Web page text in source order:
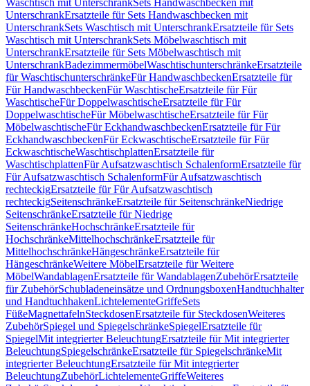
Waschtisch mit UnterschrankSets Handwaschbecken mit
UnterschrankErsatzteile für Sets Handwaschbecken mit
UnterschrankSets Waschtisch mit UnterschrankErsatzteile für Sets
Waschtisch mit UnterschrankSets Möbelwaschtisch mit
UnterschrankErsatzteile für Sets Möbelwaschtisch mit
UnterschrankBadezimmermöbelWaschtischunterschränkeErsatzteile
für WaschtischunterschränkeFür HandwaschbeckenErsatzteile für
Für HandwaschbeckenFür WaschtischeErsatzteile für Für
WaschtischeFür DoppelwaschtischeErsatzteile für Für
DoppelwaschtischeFür MöbelwaschtischeErsatzteile für Für
MöbelwaschtischeFür EckhandwaschbeckenErsatzteile für Für
EckhandwaschbeckenFür EckwaschtischeErsatzteile für Für
EckwaschtischeWaschtischplattenErsatzteile für
WaschtischplattenFür Aufsatzwaschtisch SchalenformErsatzteile für
Für Aufsatzwaschtisch SchalenformFür Aufsatzwaschtisch
rechteckigErsatzteile für Für Aufsatzwaschtisch
rechteckigSeitenschränkeErsatzteile für SeitenschränkeNiedrige
SeitenschränkeErsatzteile für Niedrige
SeitenschränkeHochschränkeErsatzteile für
HochschränkeMittelhochschränkeErsatzteile für
MittelhochschränkeHängeschränkeErsatzteile für
HängeschränkeWeitere MöbelErsatzteile für Weitere
MöbelWandablagenErsatzteile für WandablagenZubehörErsatzteile
für ZubehörSchubladeneinsätze und OrdnungsboxenHandtuchhalter
und HandtuchhakenLichtelementeGriffeSets
FüßeMagnettafelnSteckdosenErsatzteile für SteckdosenWeiteres
ZubehörSpiegel und SpiegelschränkeSpiegelErsatzteile für
SpiegelMit integrierter BeleuchtungErsatzteile für Mit integrierter
BeleuchtungSpiegelschränkeErsatzteile für SpiegelschränkeMit
integrierter BeleuchtungErsatzteile für Mit integrierter
BeleuchtungZubehörLichtelementeGriffeWeiteres